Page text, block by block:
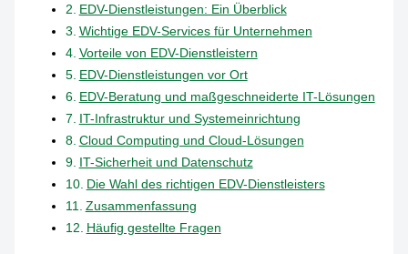
EDV-Dienstleistungen: Ein Überblick
Wichtige EDV-Services für Unternehmen
Vorteile von EDV-Dienstleistern
EDV-Dienstleistungen vor Ort
EDV-Beratung und maßgeschneiderte IT-Lösungen
IT-Infrastruktur und Systemeinrichtung
Cloud Computing und Cloud-Lösungen
IT-Sicherheit und Datenschutz
Die Wahl des richtigen EDV-Dienstleisters
Zusammenfassung
Häufig gestellte Fragen